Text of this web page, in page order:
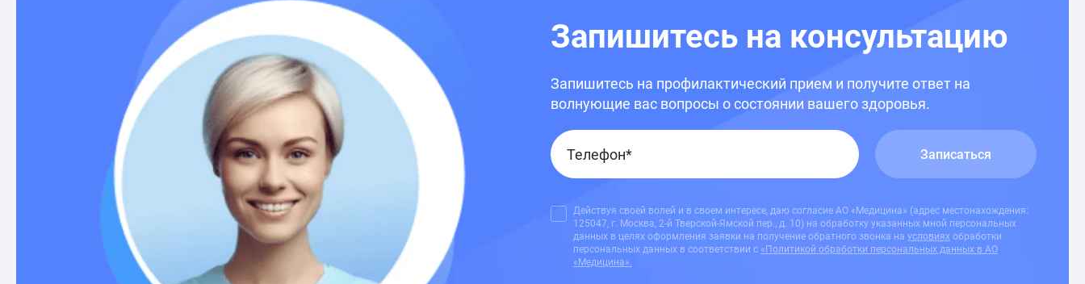
Запишитесь на консультацию
Запишитесь на профилактический прием и получите ответ на
волнующие вас вопросы о состоянии вашего здоровья.
Записаться
Действуя своей волей и в своем интересе, даю согласие АО «Медицина» (адрес местонахождения:
125047, г. Москва, 2-й Тверской-Ямской пер., д. 10) на обработку указанных мной персональных
данных в целях оформления заявки на получение обратного звонка на условиях обработки
персональных данных в соответствии с «Политикой обработки персональных данных в АО
«Медицина».